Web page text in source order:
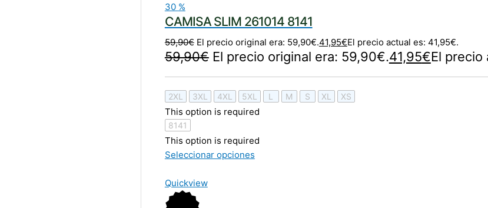
30 %
CAMISA SLIM 261014 8141
59,90€ El precio original era: 59,90€.41,95€El precio actual es: 41,95€.
59,90€ El precio original era: 59,90€.41,95€El precio
2XL 3XL 4XL 5XL L M S XL XS
This option is required
8141
This option is required
Seleccionar opciones
Quickview